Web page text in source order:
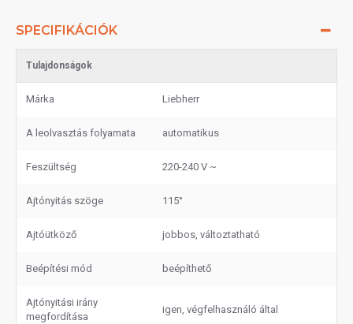
SPECIFIKÁCIÓK
Tulajdonságok
Márka Liebherr
A leolvasztás folyamata automatikus
Feszültség 220-240 V ~
Ajtónyitás szöge 115°
Ajtóütköző jobbos, változtatható
Beépítési mód beépíthető
Ajtónyitási irány
megfordítása
igen, végfelhasználó által